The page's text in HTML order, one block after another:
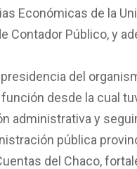
Económicas de la
Contador Público, y
del
función desde la cual
administrativa y
pública
del Chaco,